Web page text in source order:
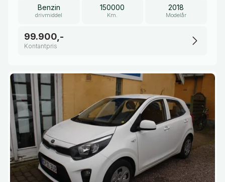
Benzin
drivmiddel
150000
Km.
2018
Modelår
99.900,-
Kontantpris